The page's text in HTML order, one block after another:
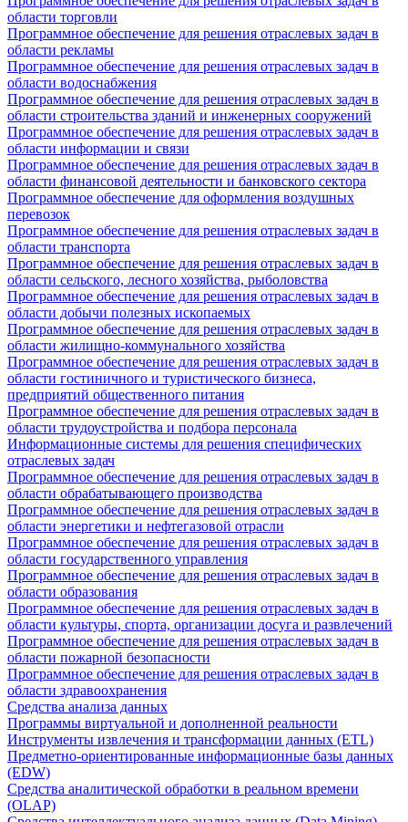
области торговли
Программное обеспечение для решения отраслевых задач в
области рекламы
Программное обеспечение для решения отраслевых задач в
области водоснабжения
Программное обеспечение для решения отраслевых задач в
области строительства зданий и инженерных сооружений
Программное обеспечение для решения отраслевых задач в
области информации и связи
Программное обеспечение для решения отраслевых задач в
области финансовой деятельности и банковского сектора
Программное обеспечение для оформления воздушных
перевозок
Программное обеспечение для решения отраслевых задач в
области транспорта
Программное обеспечение для решения отраслевых задач в
области сельского, лесного хозяйства, рыболовства
Программное обеспечение для решения отраслевых задач в
области добычи полезных ископаемых
Программное обеспечение для решения отраслевых задач в
области жилищно-коммунального хозяйства
Программное обеспечение для решения отраслевых задач в
области гостиничного и туристического бизнеса,
предприятий общественного питания
Программное обеспечение для решения отраслевых задач в
области трудоустройства и подбора персонала
Информационные системы для решения специфических
отраслевых задач
Программное обеспечение для решения отраслевых задач в
области обрабатывающего производства
Программное обеспечение для решения отраслевых задач в
области энергетики и нефтегазовой отрасли
Программное обеспечение для решения отраслевых задач в
области государственного управления
Программное обеспечение для решения отраслевых задач в
области образования
Программное обеспечение для решения отраслевых задач в
области культуры, спорта, организации досуга и развлечений
Программное обеспечение для решения отраслевых задач в
области пожарной безопасности
Программное обеспечение для решения отраслевых задач в
области здравоохранения
Средства анализа данных
Программы виртуальной и дополненной реальности
Инструменты извлечения и трансформации данных (ETL)
Предметно-ориентированные информационные базы данных
(EDW)
Средства аналитической обработки в реальном времени
(OLAP)